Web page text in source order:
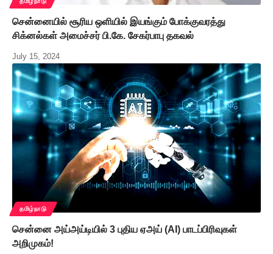
சென்னையில் சூரிய ஒளியில் இயங்கும் போக்குவரத்து
சிக்னல்கள் அமைச்சர் பி.கே. சேகர்பாபு தகவல்
July 15, 2024
தமிழ்நாடு
சென்னை அய்அய்டியில் 3 புதிய ஏஅய் (AI) பாடப்பிரிவுகள்
அறிமுகம்!